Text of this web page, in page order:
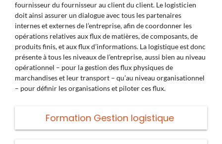
fournisseur du fournisseur au client du client. Le logisticien
doit ainsi assurer un dialogue avec tous les partenaires
internes et externes de l’entreprise, afin de coordonner les
opérations relatives aux flux de matières, de composants, de
produits finis, et aux flux d’informations. La logistique est donc
présente à tous les niveaux de l’entreprise, aussi bien au niveau
opérationnel – pour la gestion des flux physiques de
marchandises et leur transport – qu’au niveau organisationnel
– pour définir les organisations et piloter ces flux.
Formation Gestion logistique